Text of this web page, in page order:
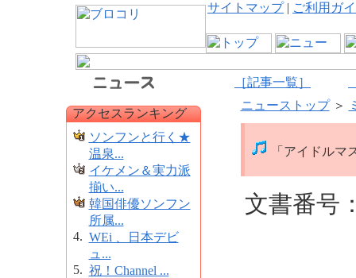
サイトマップ| ご利用ガ
［記事一覧］
アクセスランキング
ソンフンと行く★
温泉...
イケメン＆実力派
揃い...
韓国俳優ソンフン
所属...
4. WEi 、日本デビ
ュ...
5. 祝！Channel ...
ニューストップ＞
「アイドルマ
文書番号